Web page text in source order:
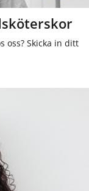
oss? Skicka in ditt